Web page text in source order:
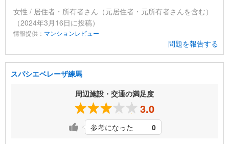
女性 / 居住者・所有者さん（元居住者・元所有者さんを含む）
（2024年3月16日に投稿）
情報提供： マンションレビュー
問題を報告する
スパシエベレーザ練馬
周辺施設・交通の満足度
3.0
参考になった 0